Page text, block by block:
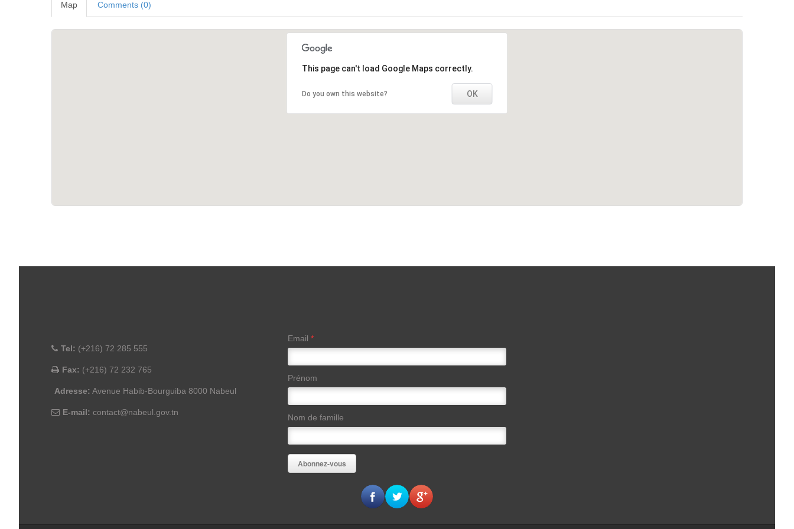
Map Comments (0)
This page can't load Google Maps correctly.
Do you own this website? OK
Tel: (+216) 72 285 555
Fax: (+216) 72 232 765
Adresse: Avenue Habib-Bourguiba 8000 Nabeul
E-mail: contact@nabeul.gov.tn
Email *
Prénom
Nom de famille